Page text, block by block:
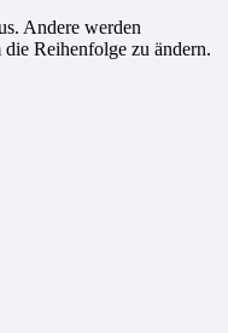
Andere werden
Reihenfolge zu ändern.